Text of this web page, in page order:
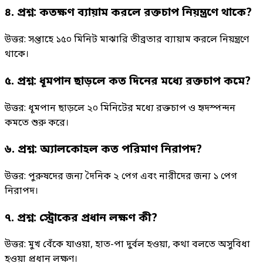
৪. প্রশ্ন: কতক্ষণ ব্যায়াম করলে রক্তচাপ নিয়ন্ত্রণে থাকে?
উত্তর: সপ্তাহে ১৫০ মিনিট মাঝারি তীব্রতার ব্যায়াম করলে নিয়ন্ত্রণে
থাকে।
৫. প্রশ্ন: ধূমপান ছাড়লে কত দিনের মধ্যে রক্তচাপ কমে?
উত্তর: ধূমপান ছাড়লে ২০ মিনিটের মধ্যে রক্তচাপ ও হৃদস্পন্দন
কমতে শুরু করে।
৬. প্রশ্ন: অ্যালকোহল কত পরিমাণ নিরাপদ?
উত্তর: পুরুষদের জন্য দৈনিক ২ পেগ এবং নারীদের জন্য ১ পেগ
নিরাপদ।
৭. প্রশ্ন: স্ট্রোকের প্রধান লক্ষণ কী?
উত্তর: মুখ বেঁকে যাওয়া, হাত-পা দুর্বল হওয়া, কথা বলতে অসুবিধা
হওয়া প্রধান লক্ষণ।